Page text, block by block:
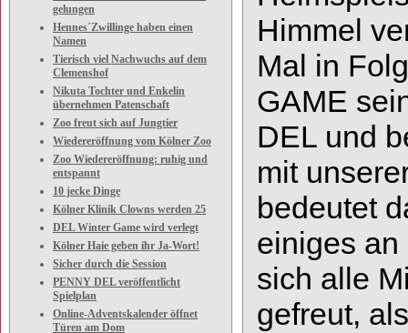
gelungen
Hennes´Zwillinge haben einen
Namen
Tierisch viel Nachwuchs auf dem
Clemenshof
Nikuta Tochter und Enkelin
übernehmen Patenschaft
Zoo freut sich auf Jungtier
Wiedereröffnung vom Kölner Zoo
Zoo Wiedereröffnung: ruhig und
entspannt
10 jecke Dinge
Kölner Klinik Clowns werden 25
DEL Winter Game wird verlegt
Kölner Haie geben ihr Ja-Wort!
Sicher durch die Session
PENNY DEL veröffentlicht
Spielplan
Online-Adventskalender öffnet
Türen am Dom
Himmel
Mal in
GAME
DEL und
mit
bedeutet
einiges an
sich alle
gefreut,